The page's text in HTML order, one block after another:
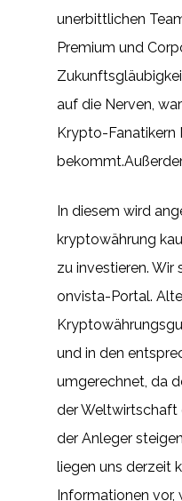
unerbittlichen
Premium und
auf die Nerven,
Krypto-Fanatikern
In diesem wird
kryptowährung
zu investieren. Wir
onvista-Portal.
und in den
umgerechnet, da
der Weltwirtschaft
der Anleger
liegen uns derzeit
Informationen vor,